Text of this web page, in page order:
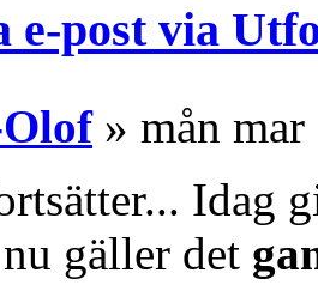
e-post via
» mån mar
Idag
gäller det